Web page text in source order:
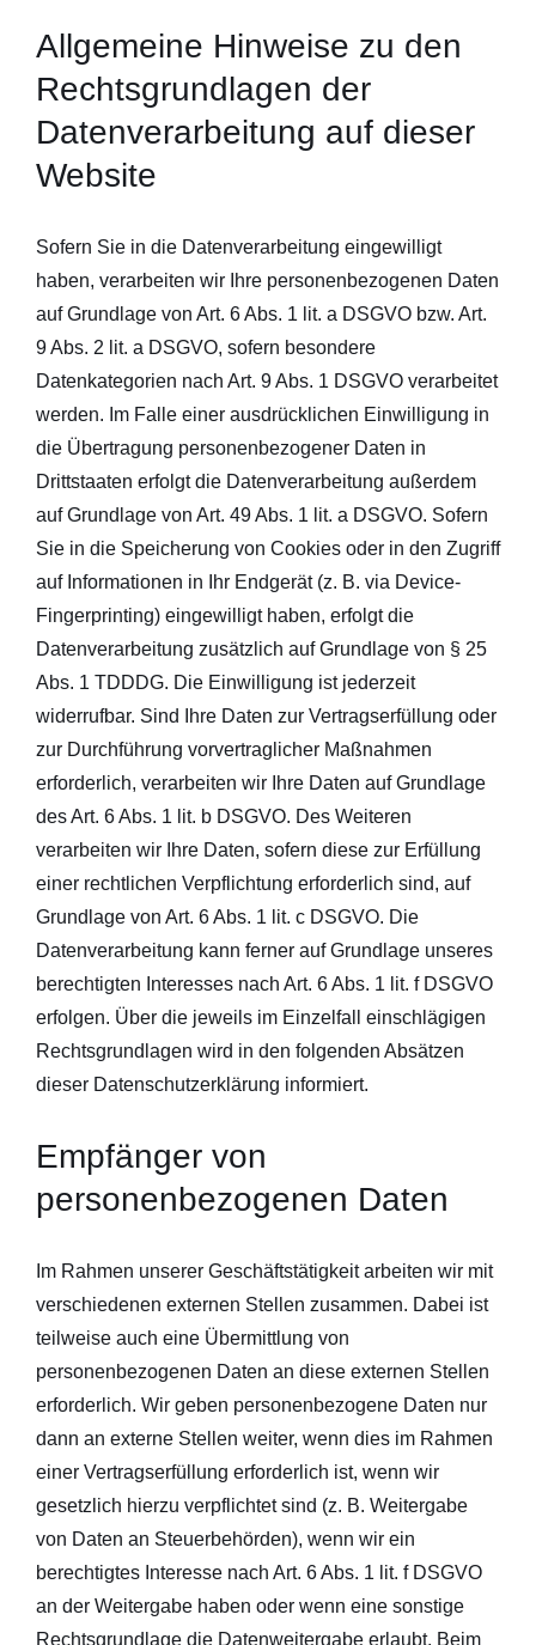
Allgemeine Hinweise zu den
Rechtsgrundlagen der
Datenverarbeitung auf dieser
Website
Sofern Sie in die Datenverarbeitung eingewilligt
haben, verarbeiten wir Ihre personenbezogenen Daten
auf Grundlage von Art. 6 Abs. 1 lit. a DSGVO bzw. Art.
9 Abs. 2 lit. a DSGVO, sofern besondere
Datenkategorien nach Art. 9 Abs. 1 DSGVO verarbeitet
werden. Im Falle einer ausdrücklichen Einwilligung in
die Übertragung personenbezogener Daten in
Drittstaaten erfolgt die Datenverarbeitung außerdem
auf Grundlage von Art. 49 Abs. 1 lit. a DSGVO. Sofern
Sie in die Speicherung von Cookies oder in den Zugriff
auf Informationen in Ihr Endgerät (z. B. via Device-
Fingerprinting) eingewilligt haben, erfolgt die
Datenverarbeitung zusätzlich auf Grundlage von § 25
Abs. 1 TDDDG. Die Einwilligung ist jederzeit
widerrufbar. Sind Ihre Daten zur Vertragserfüllung oder
zur Durchführung vorvertraglicher Maßnahmen
erforderlich, verarbeiten wir Ihre Daten auf Grundlage
des Art. 6 Abs. 1 lit. b DSGVO. Des Weiteren
verarbeiten wir Ihre Daten, sofern diese zur Erfüllung
einer rechtlichen Verpflichtung erforderlich sind, auf
Grundlage von Art. 6 Abs. 1 lit. c DSGVO. Die
Datenverarbeitung kann ferner auf Grundlage unseres
berechtigten Interesses nach Art. 6 Abs. 1 lit. f DSGVO
erfolgen. Über die jeweils im Einzelfall einschlägigen
Rechtsgrundlagen wird in den folgenden Absätzen
dieser Datenschutzerklärung informiert.
Empfänger von
personenbezogenen Daten
Im Rahmen unserer Geschäftstätigkeit arbeiten wir mit
verschiedenen externen Stellen zusammen. Dabei ist
teilweise auch eine Übermittlung von
personenbezogenen Daten an diese externen Stellen
erforderlich. Wir geben personenbezogene Daten nur
dann an externe Stellen weiter, wenn dies im Rahmen
einer Vertragserfüllung erforderlich ist, wenn wir
gesetzlich hierzu verpflichtet sind (z. B. Weitergabe
von Daten an Steuerbehörden), wenn wir ein
berechtigtes Interesse nach Art. 6 Abs. 1 lit. f DSGVO
an der Weitergabe haben oder wenn eine sonstige
Rechtsgrundlage die Datenweitergabe erlaubt. Beim